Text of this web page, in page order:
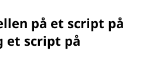
på et script på
et script på